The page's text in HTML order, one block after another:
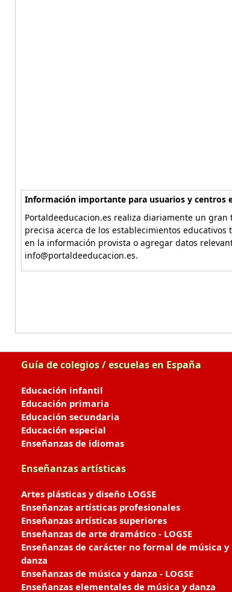
Información importante para usuarios y centros
Portaldeeducacion.es realiza diariamente un
precisa acerca de los establecimientos
en la información provista o agregar datos
info@portaldeeducacion.es.
Guía de colegios / escuelas en España
Educación infantil
Educación primaria
Educación secundaria
Educación especial
Enseñanzas de idiomas
Enseñanzas artísticas
Artes plásticas y diseño LOGSE
Enseñanzas artísticas profesionales
Enseñanzas artísticas superiores
Enseñanzas de arte dramático - LOGSE
Enseñanzas de carácter no formal de música y
danza
Enseñanzas de música y danza - LOGSE
Enseñanzas elementales de música y danza